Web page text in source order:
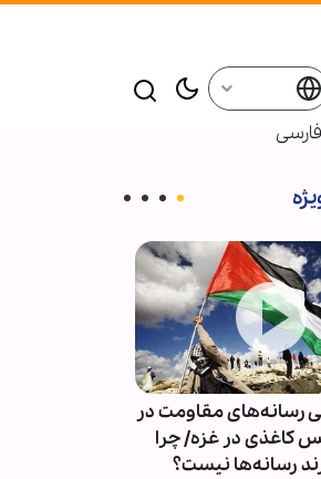
فارسی
رسانه‌های مقاومت در
کاغذی در غزه/ چرا
رسانه‌ها نیست؟